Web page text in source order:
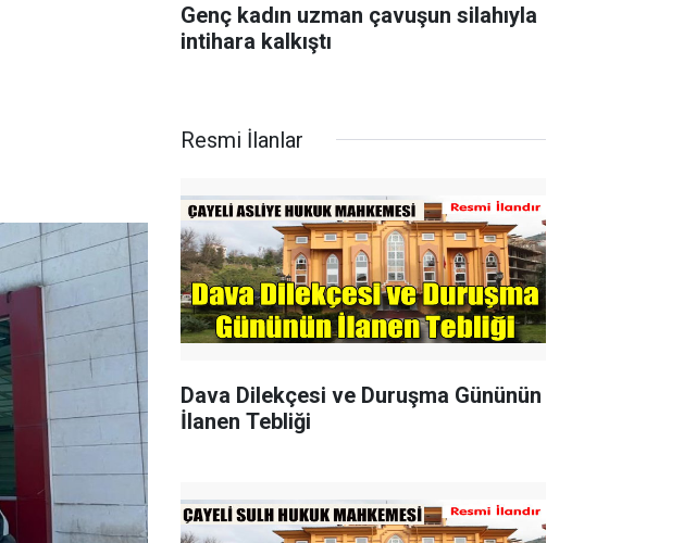
Genç kadın uzman çavuşun silahıyla
intihara kalkıştı
Resmi İlanlar
Dava Dilekçesi ve Duruşma Gününün
İlanen Tebliği